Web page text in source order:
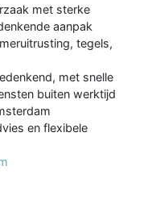
met sterke
aanpak
tegels,
met snelle
buiten werktijd
en flexibele